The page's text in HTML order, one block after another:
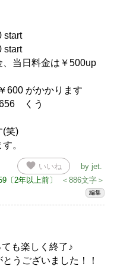
start
start
当日料金は￥500up
600 がかかります
くう
(笑)
。
favorite いいね by jet
〔2年以上前〕
＜886文字＞
編集
も楽しく終了♪
うございました！！